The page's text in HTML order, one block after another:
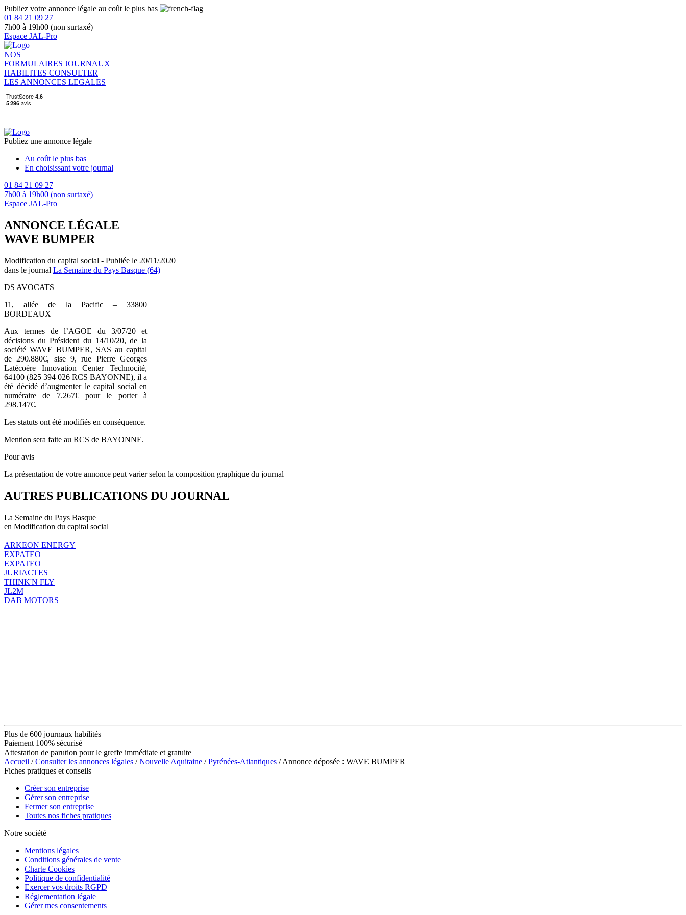
Publiez votre annonce légale au coût le plus bas
01 84 21 09 27
7h00 à 19h00 (non surtaxé)
Espace JAL-Pro
NOS
FORMULAIRES JOURNAUX
HABILITES CONSULTER
LES ANNONCES LEGALES
Publiez une annonce légale
Au coût le plus bas
En choisissant votre journal
01 84 21 09 27
7h00 à 19h00 (non surtaxé)
Espace JAL-Pro
ANNONCE LÉGALE
WAVE BUMPER
Modification du capital social - Publiée le 20/11/2020
dans le journal La Semaine du Pays Basque (64)
DS AVOCATS
11, allée de la Pacific – 33800
BORDEAUX
Aux termes de l’AGOE du 3/07/20 et
décisions du Président du 14/10/20, de la
société WAVE BUMPER, SAS au capital
de 290.880€, sise 9, rue Pierre Georges
Latécoère Innovation Center Technocité,
64100 (825 394 026 RCS BAYONNE), il a
été décidé d’augmenter le capital social en
numéraire de 7.267€ pour le porter à
298.147€.
Les statuts ont été modifiés en conséquence.
Mention sera faite au RCS de BAYONNE.
Pour avis
La présentation de votre annonce peut varier selon la composition graphique du journal
AUTRES PUBLICATIONS DU JOURNAL
La Semaine du Pays Basque
en Modification du capital social
ARKEON ENERGY
EXPATEO
EXPATEO
JURIACTES
THINK'N FLY
JL2M
DAB MOTORS
Plus de 600 journaux habilités
Paiement 100% sécurisé
Attestation de parution pour le greffe immédiate et gratuite
Accueil /Consulter les annonces légales /Nouvelle Aquitaine /Pyrénées-Atlantiques / Annonce déposée : WAVE BUMPER
Fiches pratiques et conseils
Créer son entreprise
Gérer son entreprise
Fermer son entreprise
Toutes nos fiches pratiques
Notre société
Mentions légales
Conditions générales de vente
Charte Cookies
Politique de confidentialité
Exercer vos droits RGPD
Réglementation légale
Gérer mes consentements